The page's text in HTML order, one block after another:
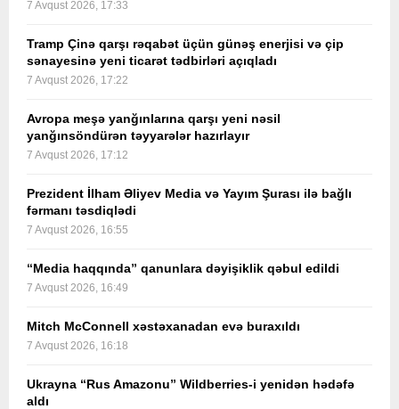
7 Avqust 2026, 17:33
Tramp Çinə qarşı rəqabət üçün günəş enerjisi və çip
sənayesinə yeni ticarət tədbirləri açıqladı
7 Avqust 2026, 17:22
Avropa meşə yanğınlarına qarşı yeni nəsil
yanğınsöndürən təyyarələr hazırlayır
7 Avqust 2026, 17:12
Prezident İlham Əliyev Media və Yayım Şurası ilə bağlı
fərmanı təsdiqlədi
7 Avqust 2026, 16:55
“Media haqqında” qanunlara dəyişiklik qəbul edildi
7 Avqust 2026, 16:49
Mitch McConnell xəstəxanadan evə buraxıldı
7 Avqust 2026, 16:18
Ukrayna “Rus Amazonu” Wildberries-i yenidən hədəfə
aldı